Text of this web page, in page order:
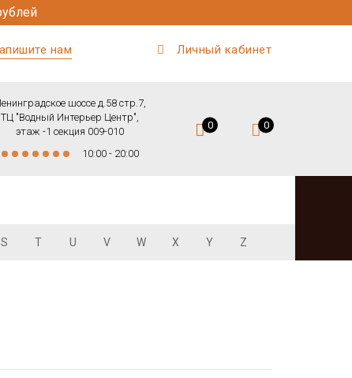
нам Личный кабинет
шоссе д.58 стр.7,
ТЦ "Водный Интерьер Центр",
этаж -1 секция 009-010
10:00 - 20:00
0 0
S T U V W X Y Z